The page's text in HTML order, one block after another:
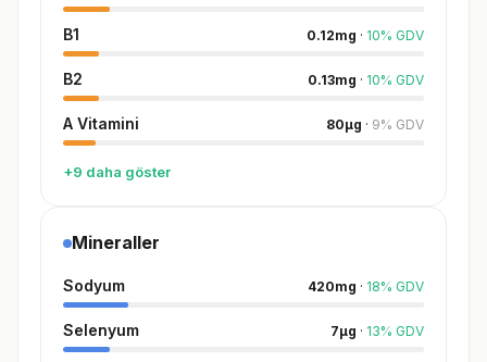
B1 0.12mg · 10% GDV
B2 0.13mg · 10% GDV
A Vitamini 80µg · 9% GDV
+9 daha göster
Mineraller
Sodyum 420mg · 18% GDV
Selenyum 7µg · 13% GDV